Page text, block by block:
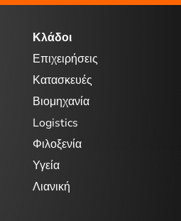
Κλάδοι
Επιχειρήσεις
Κατασκευές
Βιομηχανία
Logistics
Φιλοξενία
Υγεία
Λιανική